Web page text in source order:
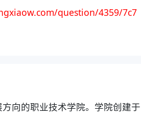
question/4359/7c7
向的职业技术学院。学院创建于